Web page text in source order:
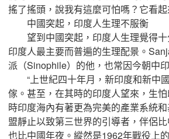
搖了搖頭，說我有這麼可怕嗎？它看
中國突起，印度人生理不服衡
望到中國突起，印度人生理覺得十
印度人最主要而普遍的生理配景。
派（Sinophile）的他，也常因今朝中
“上世紀四十年月，新印度和新中
傢。甚至，在其時的印度人望來，生
時印度海內有著更為完美的產業系統
盟靜止以致第三世界的引導者，伴侶
也比中國年夜。縱然是1962年戰役上